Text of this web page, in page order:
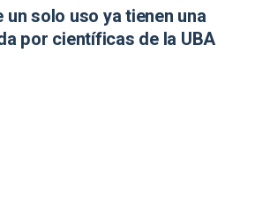
solo uso ya tienen una
por científicas de la UBA